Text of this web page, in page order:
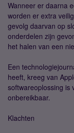
Wanneer er daarna
worden er extra
gevolg daarvan op
onderdelen zijn
het halen van een
Een
heeft, kreeg van
softwareoplossing is
onbereikbaar.
Klachten